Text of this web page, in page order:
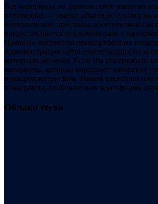
Все материалы на данном сайте взяты из
источников — имеют обратную ссылку на
интернете или присланы посетителями
предоставляются исключительно в
Права на материалы принадлежат их
Администрация сайта ответственности за
материала не несет. Если Вы обнаружили
материалы, которые нарушают авторские
принадлежащие Вам, Вашей компании или
пожалуйста, сообщите нам через форму
Облако тегов